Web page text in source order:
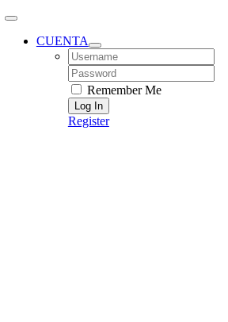
CUENTA
Username:
Password:
Remember Me
Register